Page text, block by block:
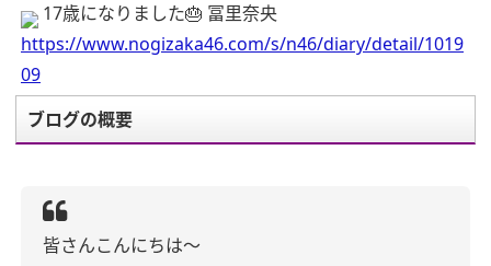
17歳になりました🎂 冨里奈央
https://www.nogizaka46.com/s/n46/diary/detail/1019
09
ブログの概要
皆さんこんにちは～